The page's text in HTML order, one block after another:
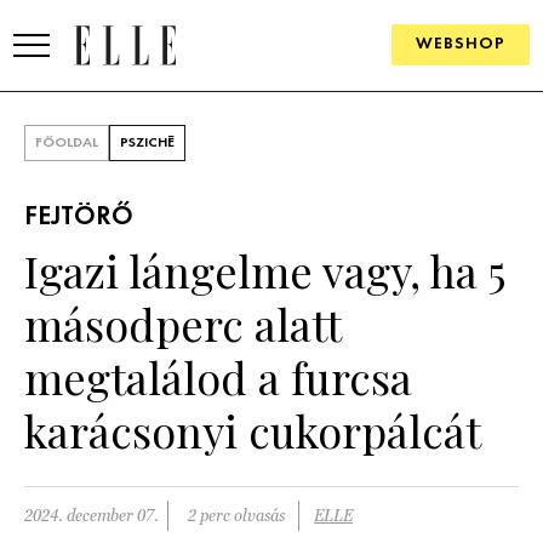
WEBSHOP
SZÉPSÉG
PSZICHÉ
PÁRKAPCSOLAT
FŐOLDAL PSZICHÉ
FEJTÖRŐ
Igazi lángelme vagy, ha 5
másodperc alatt
megtalálod a furcsa
karácsonyi cukorpálcát
2024. december 07. 2 perc olvasás ELLE